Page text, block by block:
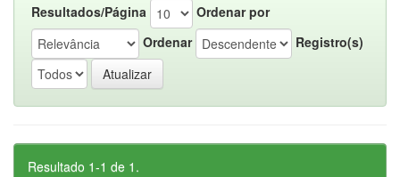
Resultados/Página
Ordenar por
Ordenar
Registro(s)
Resultado 1-1 de 1.